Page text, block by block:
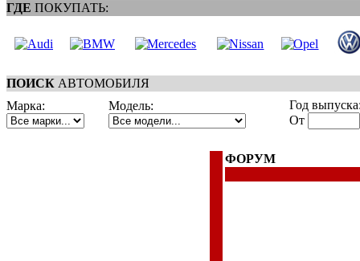
ГДЕ ПОКУПАТЬ:
ПОИСК АВТОМОБИЛЯ
Марка:
Модель:
Год
От
ФОРУМ